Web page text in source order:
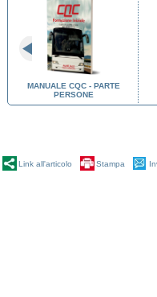
MANUALE CQC - PARTE
PERSONE
Link all'articolo Stampa